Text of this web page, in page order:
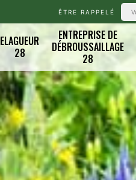
ÊTRE RAPPELÉ
ELAGUEUR
28
ENTREPRISE DE
DÉBROUSSAILLAGE
28